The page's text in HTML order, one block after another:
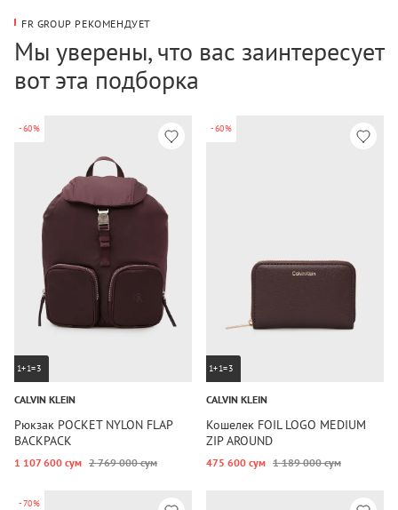
FR GROUP РЕКОМЕНДУЕТ
Мы уверены, что вас заинтересует
вот эта подборка
-60%
1+1=3
CALVIN KLEIN
Рюкзак POCKET NYLON FLAP
BACKPACK
1 107 600 сум 2 769 000 сум
-60%
1+1=3
CALVIN KLEIN
Кошелек FOIL LOGO MEDIUM
ZIP AROUND
475 600 сум 1 189 000 сум
-70%